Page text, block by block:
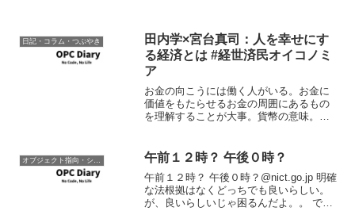
日記・コラム・つぶやき
田内学×宮台真司：人を幸せにす
る経済とは #経世済民オイコノミ
ア
お金の向こうには働く人がいる。お金に
価値をもたらせるお金の周囲にあるもの
を理解することが大事。貨幣の意味。投
午前１２時？ 午後０時？
午前１２時？ 午後０時？@nict.go.jp 明確
な法根拠はなくどっちでも良いらしい。
が、良いらしいじゃ困るんだよ。。 で、